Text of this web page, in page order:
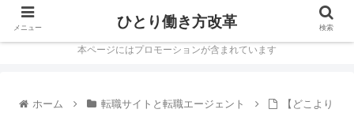
本ページにはプロモーションが含まれています
ホーム 転職サイトと転職エージェント
【どこより
メニュー ひとり働き方改革 検索